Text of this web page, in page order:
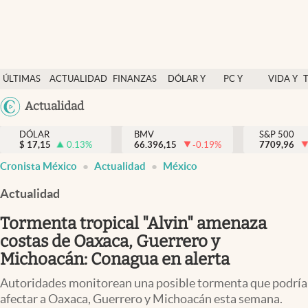
ÚLTIMAS
NOTICIAS
ACTUALIDAD
FINANZAS
DÓLAR Y
PC Y
VIDA Y
México
Actualidad
Actualidad
Finanzas y economía
Dólar y mercados
Pc y celular
Vida y estilo
Tv
DÓLAR
$ 17,15 0.13%
BMV
66.396,15
-0.19%
S&P 500
7709,96
Cronista México Actualidad México
Actualidad
Tormenta tropical "Alvin" amenaza
costas de Oaxaca, Guerrero y
Michoacán: Conagua en alerta
Autoridades monitorean una posible tormenta que podría
afectar a Oaxaca, Guerrero y Michoacán esta semana.